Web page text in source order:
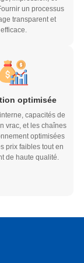
transparent et
efficace.
capacités de
vrac, et les chaînes
optimisées
prix faibles tout en
de haute qualité.